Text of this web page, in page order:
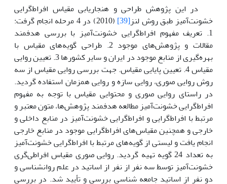
در این پژوهش طراحی و هنجاریابی مقیاس افراط‌گرایی
خشونت‌آمیز طبق روش لنز[39]
(2010) در 4 مرحله انجام گرفت:
1. تعریف مفهوم افراط‌گرایی خشونت‌آمیز با بررسی هدفمند
مقالات و پژوهش‌های موجود 2. طراحی گویه‌های مقیاس با
بهره‌گیری از منابع موجود در ایران و سایر کشورها 3. تعیین روایی
مقیاس 4. تعیین پایایی مقیاس. جهت بررسی روایی مقیاس از سه
روش روایی صوری، روایی سازه و روایی همزمان استفاده گردید.
در راستای روایی صوری و محتوایی مقیاس با توجه به مفهوم
افراط‌گرایی خشونت‌آمیز مطالعه هدفمند پژوهش‌ها، متون معتبر و
مرتبط با افراط‌گرایی و افراط‌گرایی خشونت‌آمیز در منابع داخلی و
خارجی و همچنین مقیاس‌های افراط‌گرایی موجود در منابع خارجی
انجام یافت و لیستی از گویه‌های مرتبط با افراط‌گرایی خشونت‌آمیز
به تعداد 24 گویه تهیه گردید. روایی صوری مقیاس افراطی‌گری
خشونت‌آمیز توسط سه نفر از نفر از اساتید در علم روانشناسی و
دو نفر از اساتید جامعه شناسی بررسی و تأیید شد. در بررسی